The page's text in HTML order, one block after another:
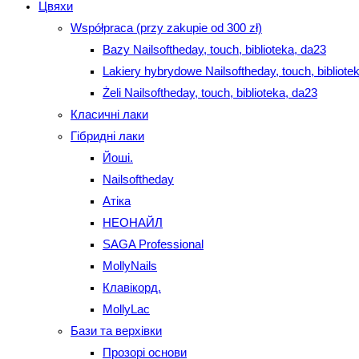
Цвяхи
Współpraca (przy zakupie od 300 zł)
Bazy Nailsoftheday, touch, biblioteka, da23
Lakiery hybrydowe Nailsoftheday, touch,
Żeli Nailsoftheday, touch, biblioteka, da23
Класичні лаки
Гібридні лаки
Йоші.
Nailsoftheday
Атіка
НЕОНАЙЛ
SAGA Professional
MollyNails
Клавікорд.
MollyLac
Бази та верхівки
Прозорі основи